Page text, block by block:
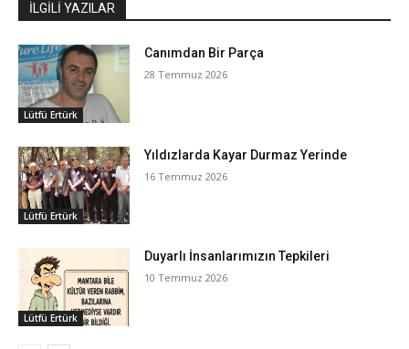
İLGİLİ YAZILAR
Lütfü Ertürk
Canımdan Bir Parça
28 Temmuz 2026
Lütfü Ertürk
Yıldızlarda Kayar Durmaz Yerinde
16 Temmuz 2026
Lütfü Ertürk
Duyarlı İnsanlarımızın Tepkileri
10 Temmuz 2026